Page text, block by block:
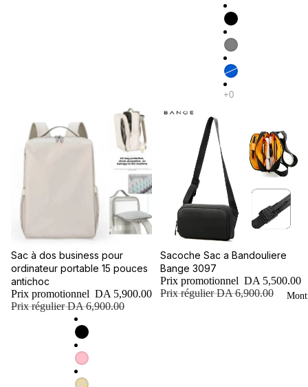
Promotion
Sac à dos business pour
ordinateur portable 15 pouces
antichoc
Prix promotionnel DA 5,900.00
Prix régulierDA 6,900.00
Promotion
Sacoche Sac a Bandouliere
Bange 3097
Prix promotionnel DA 5,500.00
Prix régulierDA 6,900.00